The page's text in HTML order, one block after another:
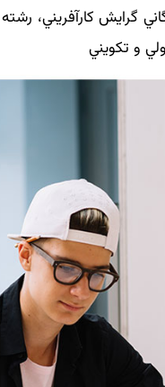
گرايش كارآفريني،
و تكويني